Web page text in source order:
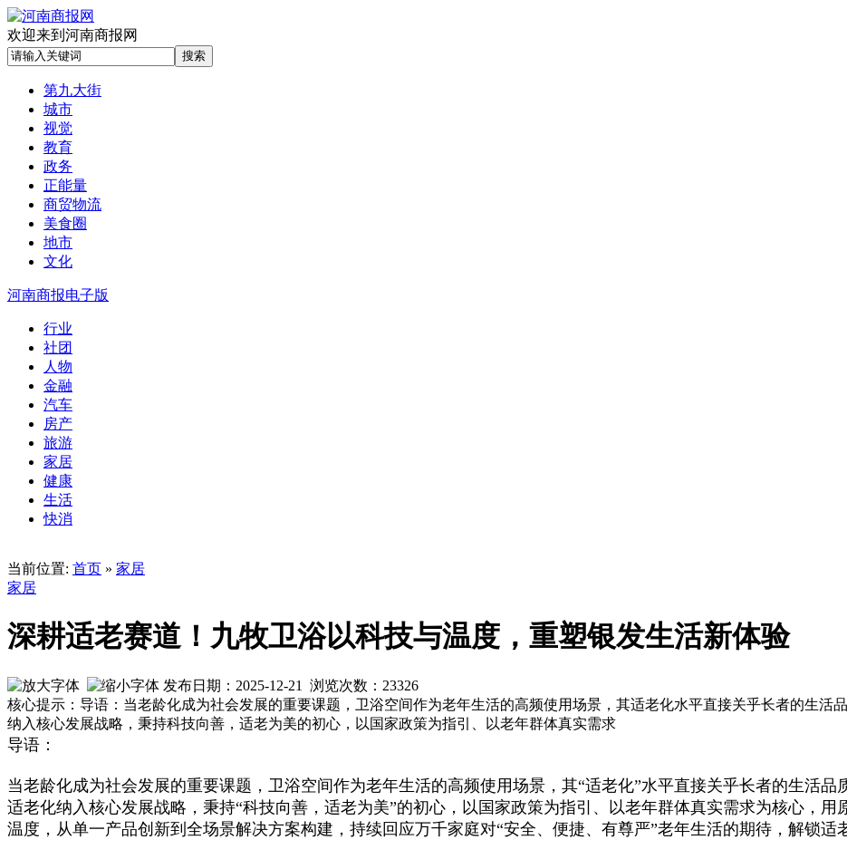
欢迎来到河南商报网
第九大街
城市
视觉
教育
政务
正能量
商贸物流
美食圈
地市
文化
河南商报电子版
行业
社团
人物
金融
汽车
房产
旅游
家居
健康
生活
快消
当前位置: 首页 » 家居
家居
深耕适老赛道！九牧卫浴以科技与温度，重塑银发生活新体验
发布日期：2025-12-21 浏览次数： 23326
核心提示：导语：当老龄化成为社会发展的重要课题，卫浴空间作为老年生活的高频使用场景，其适老化水平直接关乎长者的生活
纳入核心发展战略，秉持科技向善，适老为美的初心，以国家政策为指引、以老年群体真实需求
导语：
当老龄化成为社会发展的重要课题，卫浴空间作为老年生活的高频使用场景，其“适老化”水平直接关乎长者的生活
适老化纳入核心发展战略，秉持“科技向善，适老为美”的初心，以国家政策为指引、以老年群体真实需求为核心，
温度，从单一产品创新到全场景解决方案构建，持续回应万千家庭对“安全、便捷、有尊严”老年生活的期待，解锁适